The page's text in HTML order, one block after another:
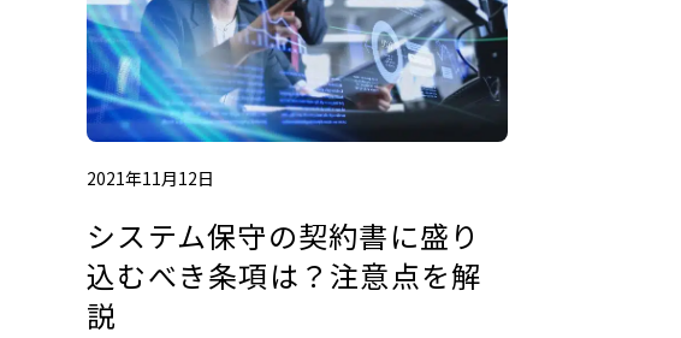
2021年11月12日
システム保守の契約書に盛り
込むべき条項は？注意点を解
説